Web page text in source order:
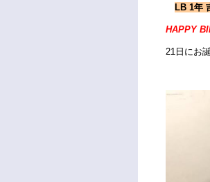
LB 1年
HAPPY
21日にお